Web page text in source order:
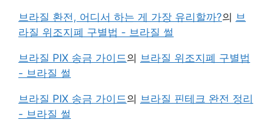
브라질 환전, 어디서 하는 게 가장 유리할까?의 브
라질 위조지폐 구별법 - 브라질 썰
브라질 PIX 송금 가이드의 브라질 위조지폐 구별법
- 브라질 썰
브라질 PIX 송금 가이드의 브라질 핀테크 완전 정리
- 브라질 썰